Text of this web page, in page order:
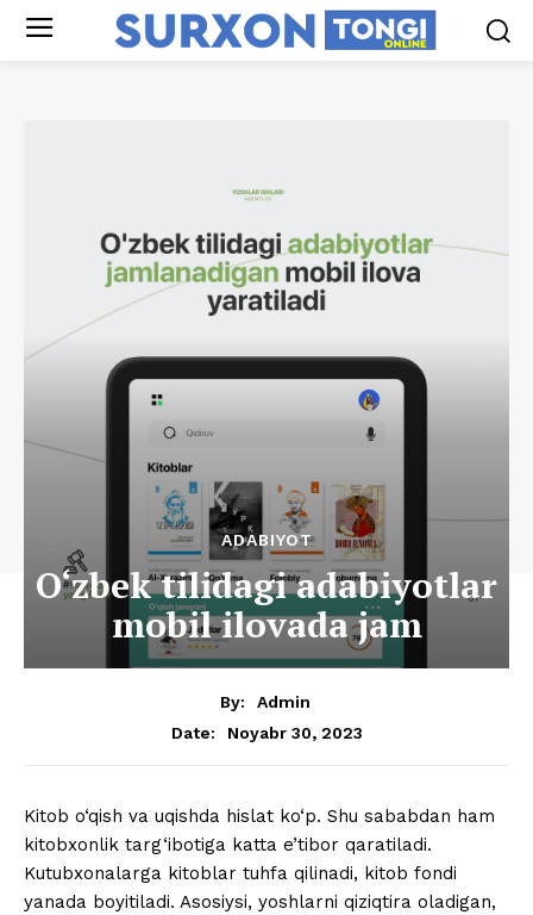
ADABIYOT
O‘zbek tilidagi adabiyotlar
mobil ilovada jam
By:
Admin
Date:
Noyabr 30, 2023
Kitob o‘qish va uqishda hislat ko‘p. Shu sababdan ham
kitobxonlik targ‘ibotiga katta e’tibor qaratiladi.
Kutubxonalarga kitoblar tuhfa qilinadi, kitob fondi
yanada boyitiladi. Asosiysi, yoshlarni qiziqtira oladigan,